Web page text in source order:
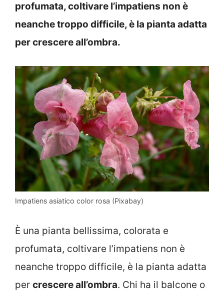
profumata, coltivare l’impatiens non è
neanche troppo difficile, è la pianta adatta
per crescere all’ombra.
Impatiens asiatico color rosa (Pixabay)
È una pianta bellissima, colorata e
profumata, coltivare l’impatiens non è
neanche troppo difficile, è la pianta adatta
per crescere all’ombra. Chi ha il balcone o